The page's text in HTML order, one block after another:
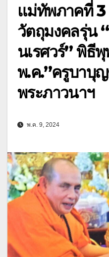
แม่ทัพภาคที่ 3
วัตถุมงคลรุ่น
นเรศวร์” พิธี
พ.ค.”ครูบาบุ
พระภาวนาฯ
พ.ค. 9, 2024